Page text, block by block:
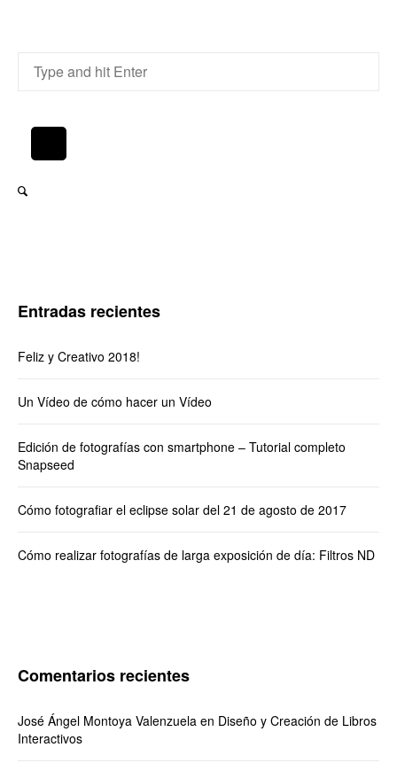
Entradas recientes
Feliz y Creativo 2018!
Un Vídeo de cómo hacer un Vídeo
Edición de fotografías con smartphone – Tutorial completo
Snapseed
Cómo fotografiar el eclipse solar del 21 de agosto de 2017
Cómo realizar fotografías de larga exposición de día: Filtros ND
Comentarios recientes
José Ángel Montoya Valenzuela en Diseño y Creación de Libros
Interactivos